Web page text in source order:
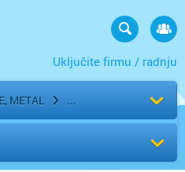
Uključite firmu / radnju
METAL